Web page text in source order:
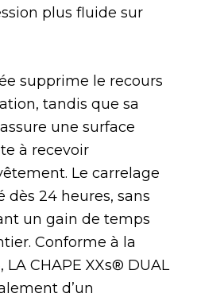
plus fluide sur
supprime le recours
tandis que sa
une surface
à recevoir
Le carrelage
dès 24 heures, sans
un gain de temps
Conforme à la
LA CHAPE XXs® DUAL
d’un